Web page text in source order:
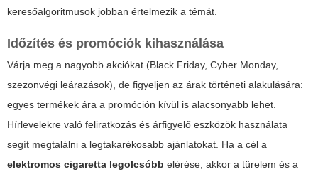
keresőalgoritmusok jobban értelmezik a témát.
Időzítés és promóciók kihasználása
Várja meg a nagyobb akciókat (Black Friday, Cyber Monday,
szezonvégi leárazások), de figyeljen az árak történeti alakulására:
egyes termékek ára a promóción kívül is alacsonyabb lehet.
Hírlevelekre való feliratkozás és árfigyelő eszközök használata
segít megtalálni a legtakarékosabb ajánlatokat. Ha a cél a
elektromos cigaretta legolcsóbb elérése, akkor a türelem és a